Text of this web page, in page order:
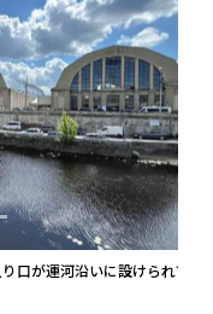
口が運河沿いに設けられてい